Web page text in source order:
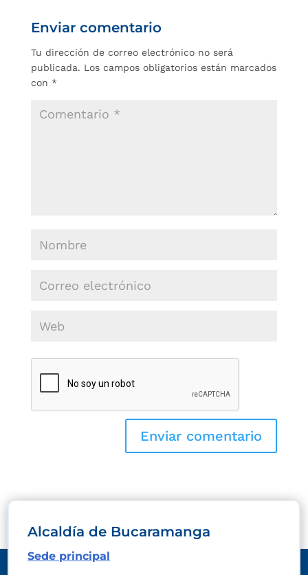
Enviar comentario
Tu dirección de correo electrónico no será
publicada. Los campos obligatorios están marcados
con *
Alcaldía de Bucaramanga
Sede principal